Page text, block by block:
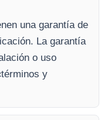
una garantía de
La garantía
o uso
y